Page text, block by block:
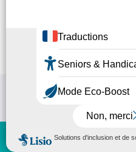
En direct
Chamrousse
GRATUIT - Sur Google Play